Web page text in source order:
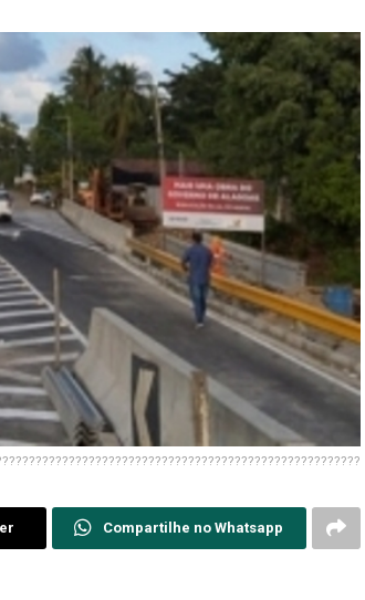
Compartilhe no Whatsapp